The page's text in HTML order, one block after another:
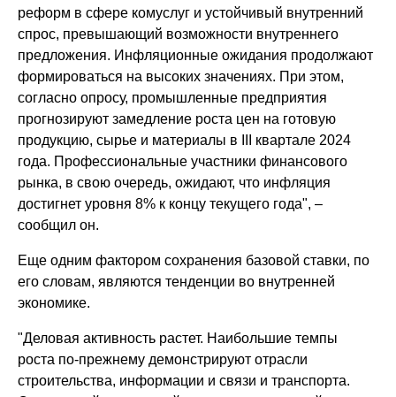
реформ в сфере комуслуг и устойчивый внутренний
спрос, превышающий возможности внутреннего
предложения. Инфляционные ожидания продолжают
формироваться на высоких значениях. При этом,
согласно опросу, промышленные предприятия
прогнозируют замедление роста цен на готовую
продукцию, сырье и материалы в III квартале 2024
года. Профессиональные участники финансового
рынка, в свою очередь, ожидают, что инфляция
достигнет уровня 8% к концу текущего года", –
сообщил он.
Еще одним фактором сохранения базовой ставки, по
его словам, являются тенденции во внутренней
экономике.
"Деловая активность растет. Наибольшие темпы
роста по-прежнему демонстрируют отрасли
строительства, информации и связи и транспорта.